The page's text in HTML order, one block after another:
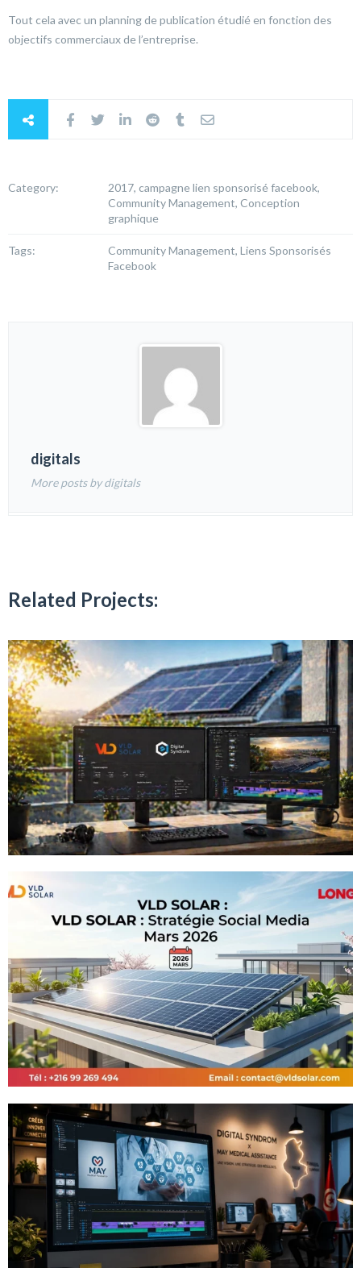
Tout cela avec un planning de publication étudié en fonction des
objectifs commerciaux de l’entreprise.
Category:
2017, campagne lien sponsorisé facebook,
Community Management, Conception
graphique
Tags:
Community Management, Liens Sponsorisés
Facebook
digitals
More posts by digitals
Related Projects: